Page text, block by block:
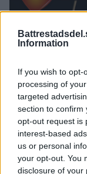
Information
If you wish to
processing of
targeted
section to confirm
opt-out request is
interest-based
us or personal
your opt-out. You
disclosure of your
KALENDER
JUL 10